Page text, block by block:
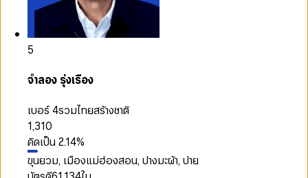
5
จำลอง รุ่งเรือง
เบอร์ 4รวมไทยสร้างชาติ
1,310
คิดเป็น2.14%
ขุนยวม, เมืองแม่ฮ่องสอน, ปางมะผ้า, ปาย